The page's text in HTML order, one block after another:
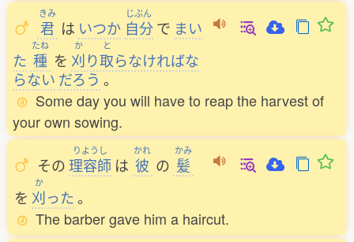
きみ
君 は いつか
じぶん
自分 で まい
た
たね
種 を
か
刈り
と
取らなければな
らない だろう 。
Some day you will have to reap the harvest of
your own sowing.
その
りようし
理容師 は
かれ
彼 の
かみ
髪
を
か
刈った。
The barber gave him a haircut.